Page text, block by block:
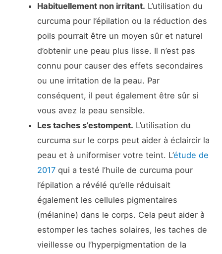
Habituellement non irritant. L’utilisation du
curcuma pour l’épilation ou la réduction des
poils pourrait être un moyen sûr et naturel
d’obtenir une peau plus lisse. Il n’est pas
connu pour causer des effets secondaires
ou une irritation de la peau. Par
conséquent, il peut également être sûr si
vous avez la peau sensible.
Les taches s’estompent. L’utilisation du
curcuma sur le corps peut aider à éclaircir la
peau et à uniformiser votre teint. L’étude de
2017qui a testé l’huile de curcuma pour
l’épilation a révélé qu’elle réduisait
également les cellules pigmentaires
(mélanine) dans le corps. Cela peut aider à
estomper les taches solaires, les taches de
vieillesse ou l’hyperpigmentation de la